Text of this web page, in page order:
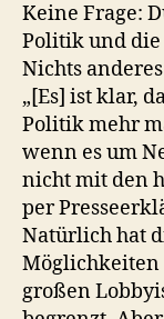
Keine Frage:
Politik und
Nichts
„[Es] ist klar,
Politik mehr
wenn es um
nicht mit den
per
Natürlich hat
Möglichkeiten
großen